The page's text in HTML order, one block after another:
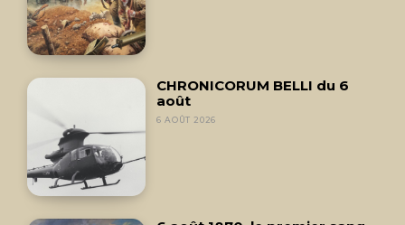
CHRONICORUM BELLI du 6
août
6 AOÛT 2026